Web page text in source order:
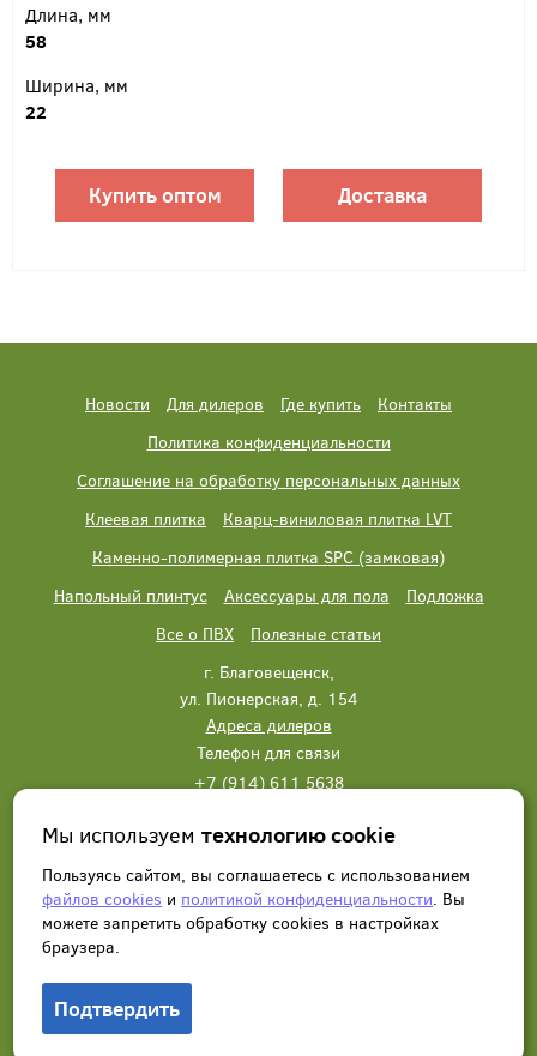
Длина, мм
58
Ширина, мм
22
Купить оптом Доставка
Новости Для дилеров Где купить
Контакты
Политика конфиденциальности
Соглашение на обработку персональных данных
Клеевая плитка
Кварц-виниловая плитка LVT
Каменно-полимерная плитка SPC (замковая)
Напольный плинтус
Аксессуары для пола
Подложка
Все о ПВХ
Полезные статьи
г. Благовещенск,
ул. Пионерская, д. 154
Адреса дилеров
Телефон для связи
+7 (914) 611 5638
Написать нам Заказать звонок
Мы используемтехнологию cookie
Пользуясь сайтом, вы соглашаетесь с использованием
файлов cookies и политикой конфиденциальности. Вы
можете запретить обработку сookies в настройках
браузера.
Подтвердить